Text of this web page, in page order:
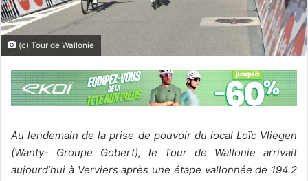
(c) Tour de Wallonie
Au lendemain de la prise de pouvoir du local Loïc Vliegen
(Wanty- Groupe Gobert), le Tour de Wallonie arrivait
aujourd’hui à Verviers après une étape vallonnée de 194.2